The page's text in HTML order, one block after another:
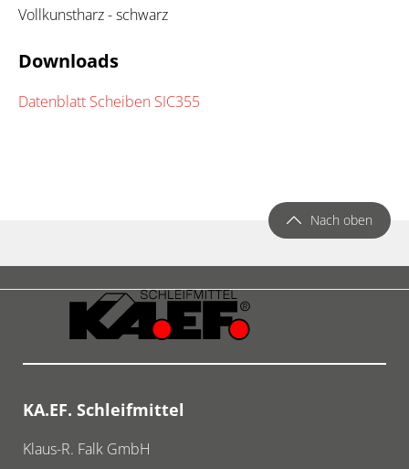
Vollkunstharz - schwarz
Downloads
Datenblatt Scheiben SIC355
Nach oben
KA.EF. Schleifmittel
Klaus-R. Falk GmbH